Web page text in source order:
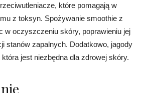
które pomagają w
z toksyn. Spożywanie smoothie z
w oczyszczeniu skóry, poprawieniu jej
stanów zapalnych. Dodatkowo, jagody
jest niezbędna dla zdrowej skóry.